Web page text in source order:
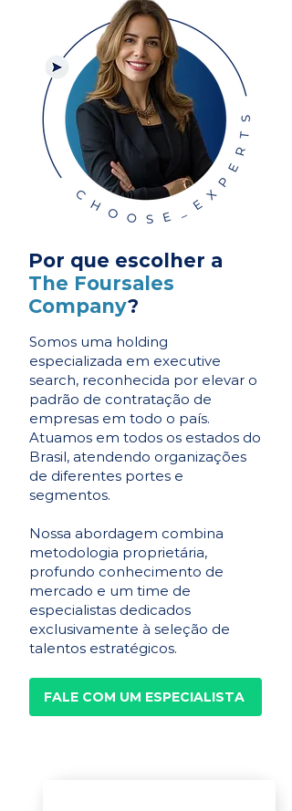
Por que escolher a
The Foursales
Company?
Somos uma holding
especializada em executive
search, reconhecida por elevar o
padrão de contratação de
empresas em todo o país.
Atuamos em todos os estados do
Brasil, atendendo organizações
de diferentes portes e
segmentos.
Nossa abordagem combina
metodologia proprietária,
profundo conhecimento de
mercado e um time de
especialistas dedicados
exclusivamente à seleção de
talentos estratégicos.
FALE COM UM ESPECIALISTA